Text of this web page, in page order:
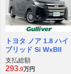
トヨタ ノア 1.8 ハイ
ブリッド Si WxBII
支払総額
293.9万円